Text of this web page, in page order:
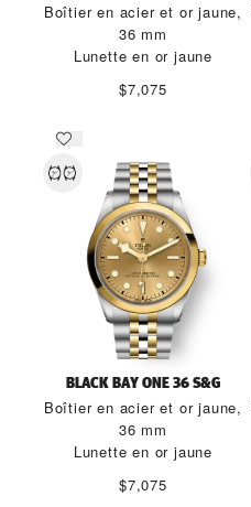
Boîtier en acier et or jaune,
36 mm
Lunette en or jaune
$7,075
BLACK BAY ONE 36 S&G
Boîtier en acier et or jaune,
36 mm
Lunette en or jaune
$7,075